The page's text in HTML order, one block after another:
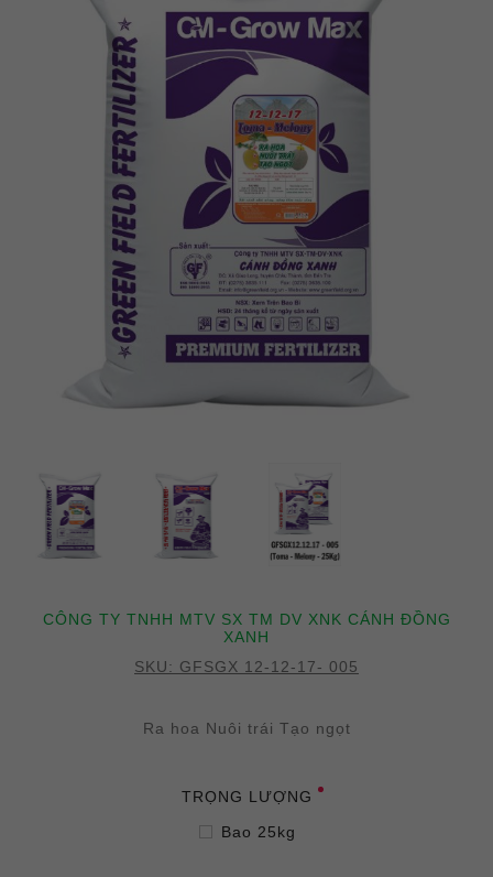
CÔNG TY TNHH MTV SX TM DV XNK CÁNH ĐỒNG
XANH
SKU: GFSGX 12-12-17- 005
Ra hoa Nuôi trái Tạo ngọt
TRỌNG LƯỢNG
Bao 25kg